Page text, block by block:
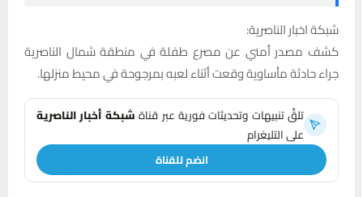
شبكة اخبار الناصرية:
كشف مصدر أمني عن مصرع طفلة في منطقة شمال الناصرية
جراء حادثة مأساوية وقعت أثناء لعبه بمرجوحة في محيط منزلها.
تلقَّ تنبيهات وتحديثات فورية عبر قناةشبكة أخبار الناصرية
على التليغرام
انضم للقناة